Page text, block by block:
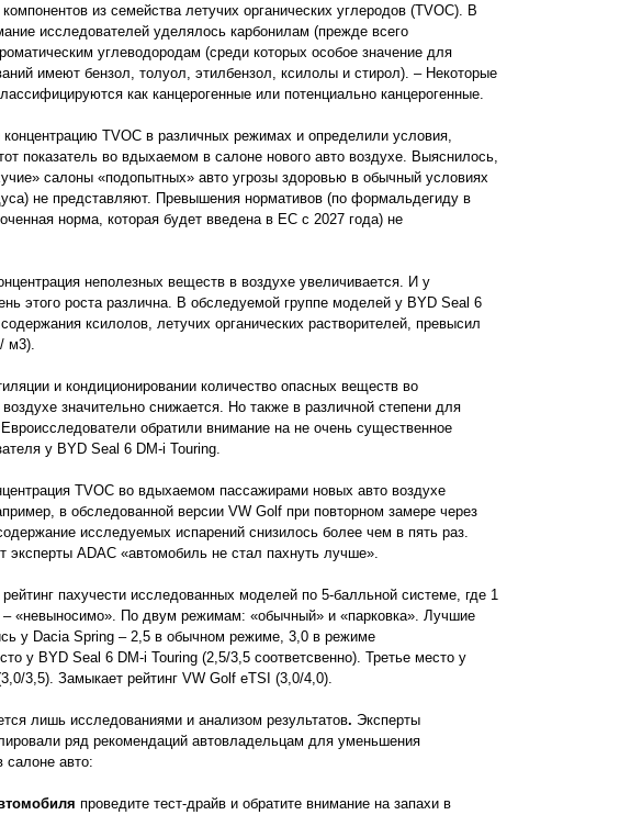
из семейства летучих органических углеродов (TVOC). В
исследователей уделялось карбонилам (прежде всего
углеводородам (среди которых особое значение для
имеют бензол, толуол, этилбензол, ксилолы и стирол). – Некоторые
как канцерогенные или потенциально канцерогенные.
TVOC в различных режимах и определили условия,
показатель во вдыхаемом в салоне нового авто воздухе. Выяснилось,
салоны «подопытных» авто угрозы здоровью в обычный условиях
не представляют. Превышения нормативов (по формальдегиду в
норма, которая будет введена в ЕС с 2027 года) не
неполезных веществ в воздухе увеличивается. И у
этого роста различна. В обследуемой группе моделей у BYD Seal 6
ксилолов, летучих органических растворителей, превысил
м3).
и кондиционировании количество опасных веществ во
значительно снижается. Но также в различной степени для
обратили внимание на не очень существенное
у BYD Seal 6 DM-i Touring.
TVOC во вдыхаемом пассажирами новых авто воздухе
в обследованной версии VW Golf при повторном замере через
исследуемых испарений снизилось более чем в пять раз.
эксперты ADAC «автомобиль не стал пахнуть лучше».
пахучести исследованных моделей по 5-балльной системе, где 1
«невыносимо». По двум режимам: «обычный» и «парковка». Лучшие
у Dacia Spring – 2,5 в обычном режиме, 3,0 в режиме
у BYD Seal 6 DM-i Touring (2,5/3,5 соответсвенно). Третье место у
3,5). Замыкает рейтинг VW Golf eTSI (3,0/4,0).
лишь исследованиями и анализом результатов. Эксперты
ряд рекомендаций автовладельцам для уменьшения
салоне авто:
проведите тест-драйв и обратите внимание на запахи в